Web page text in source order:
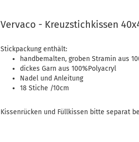
Vervaco - Kreuzstichkissen
Stickpackung enthält:
handbemalten, groben Stramin aus
dickes Garn aus 100%Polyacryl
Nadel und Anleitung
18 Stiche /10cm
Kissenrücken und Füllkissen bitte separat